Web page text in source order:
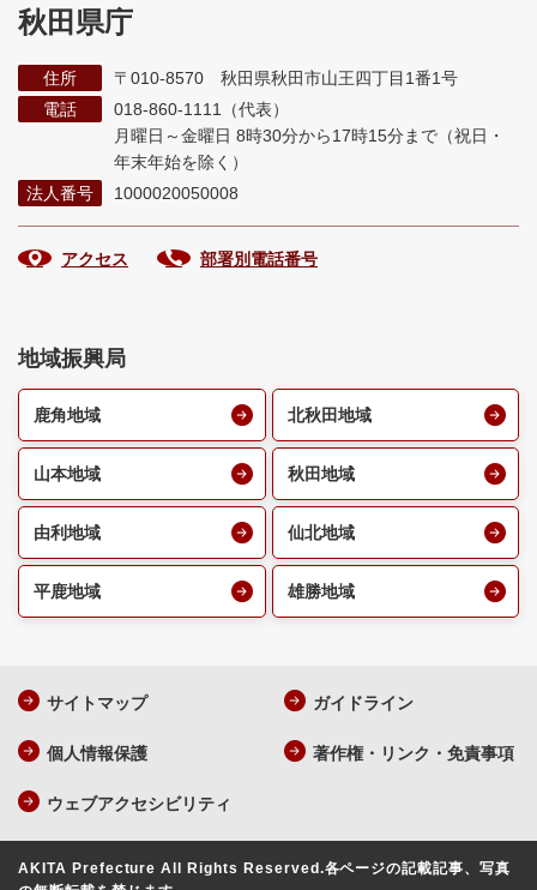
秋田県庁
住所
〒010-8570 秋田県秋田市山王四丁目1番1号
電話
018-860-1111（代表）
月曜日～金曜日 8時30分から17時15分まで （祝日・
年末年始を除く）
法人番号
1000020050008
アクセス 部署別電話番号
地域振興局
鹿角地域 北秋田地域
山本地域 秋田地域
由利地域 仙北地域
平鹿地域 雄勝地域
サイトマップ ガイドライン
個人情報保護 著作権・リンク・免責事項
ウェブアクセシビリティ
AKITA Prefecture All Rights Reserved.各ページの記載記事、写真